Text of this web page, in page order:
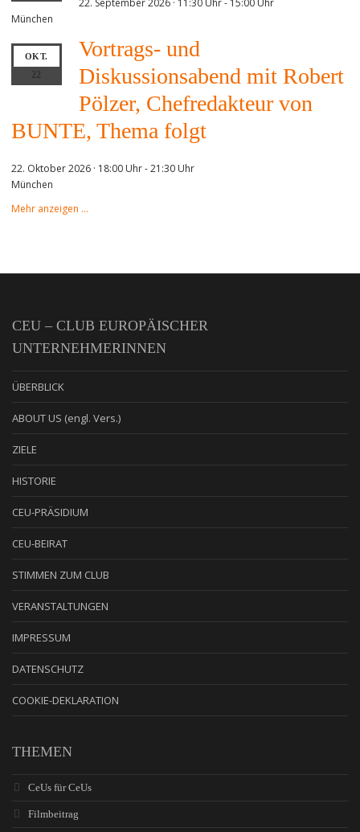
22. September 2026 · 11:30 Uhr- 15:00 Uhr
München
OKT.
22
Vortrags- und
Diskussionsabend mit Robert
Pölzer, Chefredakteur von
BUNTE, Thema folgt
22. Oktober 2026 · 18:00 Uhr-21:30 Uhr
München
Mehr anzeigen …
CEU – CLUB EUROPÄISCHER
UNTERNEHMERINNEN
ÜBERBLICK
ABOUT US (engl. Vers.)
ZIELE
HISTORIE
CEU-PRÄSIDIUM
CEU-BEIRAT
STIMMEN ZUM CLUB
VERANSTALTUNGEN
IMPRESSUM
DATENSCHUTZ
COOKIE-DEKLARATION
THEMEN
CeUs für CeUs
Filmbeitrag